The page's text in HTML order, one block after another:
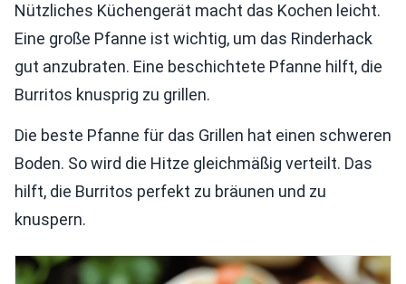
Nützliches Küchengerät macht das Kochen leicht.
Eine große Pfanne ist wichtig, um das Rinderhack
gut anzubraten. Eine beschichtete Pfanne hilft, die
Burritos knusprig zu grillen.
Die beste Pfanne für das Grillen hat einen schweren
Boden. So wird die Hitze gleichmäßig verteilt. Das
hilft, die Burritos perfekt zu bräunen und zu
knuspern.